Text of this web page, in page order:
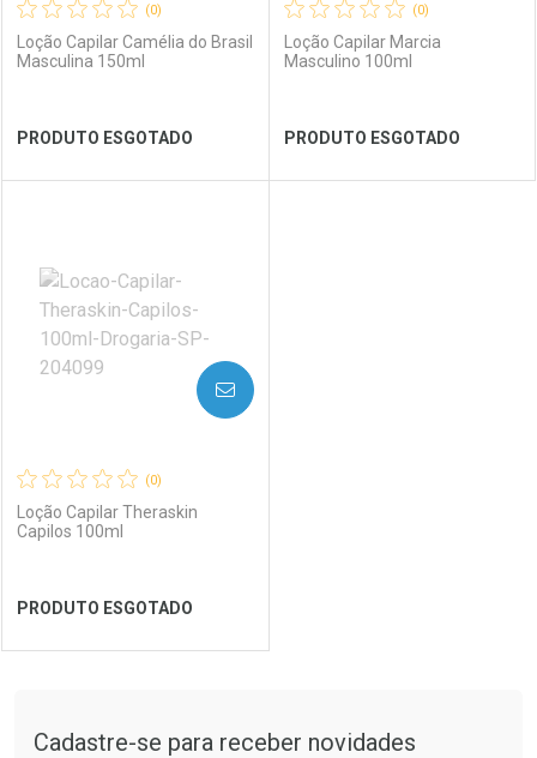
Ver Desconto Convênio Ver Desconto Convênio
(0)
Loção Capilar Camélia do Brasil
Masculina 150ml
PRODUTO ESGOTADO
Laboratório
Ver Desconto Convênio
Por Menos
(0)
Loção Capilar Marcia
Masculino 100ml
PRODUTO ESGOTADO
(0)
Loção Capilar Theraskin
Capilos 100ml
PRODUTO ESGOTADO
AVISE-ME
Laboratório
Por Menos
Cadastre-se para receber novidades